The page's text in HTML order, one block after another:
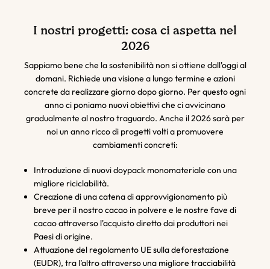
I nostri progetti: cosa ci aspetta nel
2026
Sappiamo bene che la sostenibilità non si ottiene dall'oggi al
domani. Richiede una visione a lungo termine e azioni
concrete da realizzare giorno dopo giorno. Per questo ogni
anno ci poniamo nuovi obiettivi che ci avvicinano
gradualmente al nostro traguardo. Anche il 2026 sarà per
noi un anno ricco di progetti volti a promuovere
cambiamenti concreti:
Introduzione di nuovi doypack monomateriale con una
migliore riciclabilità.
Creazione di una catena di approvvigionamento più
breve per il nostro cacao in polvere e le nostre fave di
cacao attraverso l'acquisto diretto dai produttori nei
Paesi di origine.
Attuazione del regolamento UE sulla deforestazione
(EUDR), tra l’altro attraverso una migliore tracciabilità